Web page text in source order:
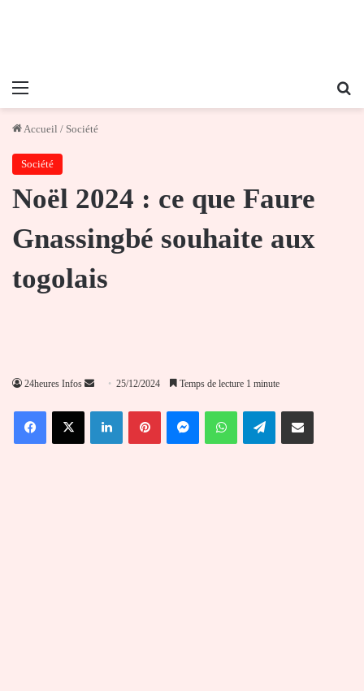
Menu
Accueil / Société
Société
Noël 2024 : ce que Faure
Gnassingbé souhaite aux
togolais
24heures Infos
Envoyer
courriel
25/12/2024 Temps de lecture 1 minute
FacebookX LinkedinPinterestMessengerWhatsAppTelegramPartager par email